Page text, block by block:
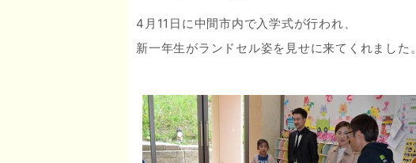
4月11日に中間市内で入学式が行われ、
新一年生がランドセル姿を見せに来てくれました。